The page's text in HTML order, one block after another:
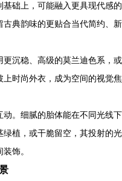
基础上，可能融入更具现代感的
典韵味的更贴合当代简约、新
更沉稳、高级的莫兰迪色系，或
时尚外衣，成为空间的视觉焦
动。细腻的胎体能在不同光线下
植，或干脆留空，其投射的光
饰。